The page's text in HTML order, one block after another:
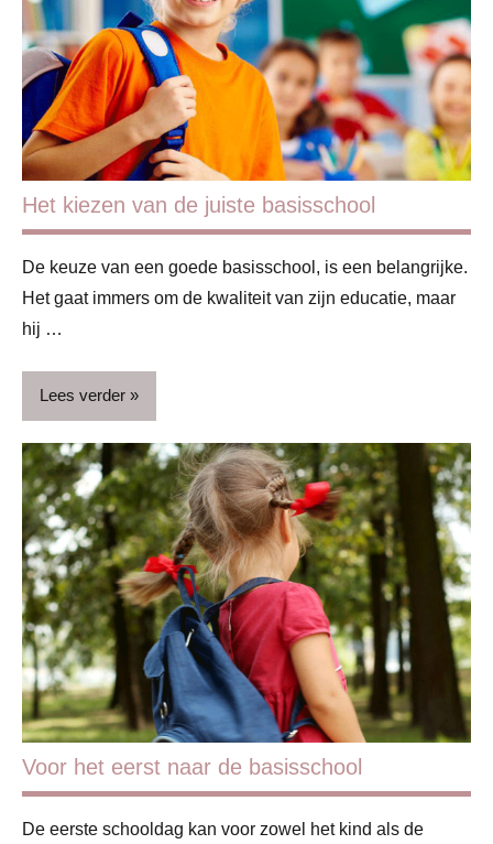
Kinderen
Schoolkind
Het kiezen van de juiste basisschool
De keuze van een goede basisschool, is een belangrijke.
Het gaat immers om de kwaliteit van zijn educatie, maar
hij …
Lees verder
Basisschool
Blog
Gezin
Kinderen
Schoolkind
Voor het eerst naar de basisschool
De eerste schooldag kan voor zowel het kind als de